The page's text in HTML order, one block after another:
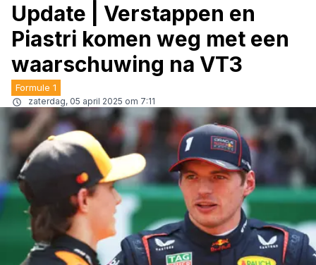
Update | Verstappen en
Piastri komen weg met een
waarschuwing na VT3
Formule 1
zaterdag, 05 april 2025 om 7:11